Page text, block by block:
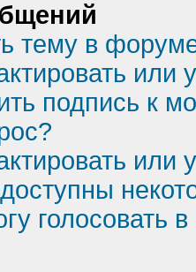
тему в
или
подпись к
или
голосовать